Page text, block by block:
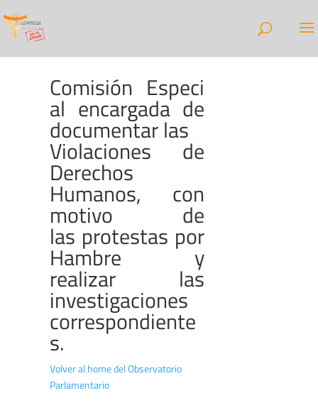
Comisión Especi
al encargada de
documentar las
Violaciones de
Derechos
Humanos, con
motivo de
las protestas por
Hambre y
realizar las
investigaciones
correspondiente
s.
Volver al home del Observatorio
Parlamentario